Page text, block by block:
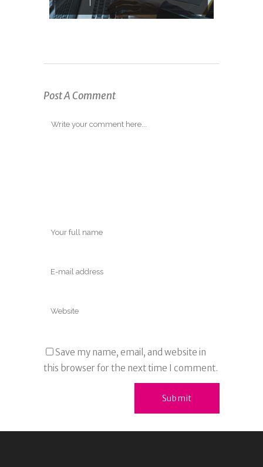
Post A Comment
Save my name, email, and website in
this browser for the next time I comment.